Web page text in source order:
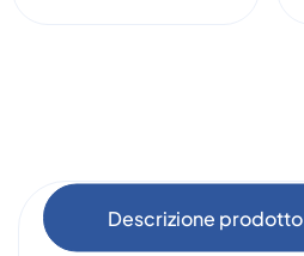
Descrizione prodotto